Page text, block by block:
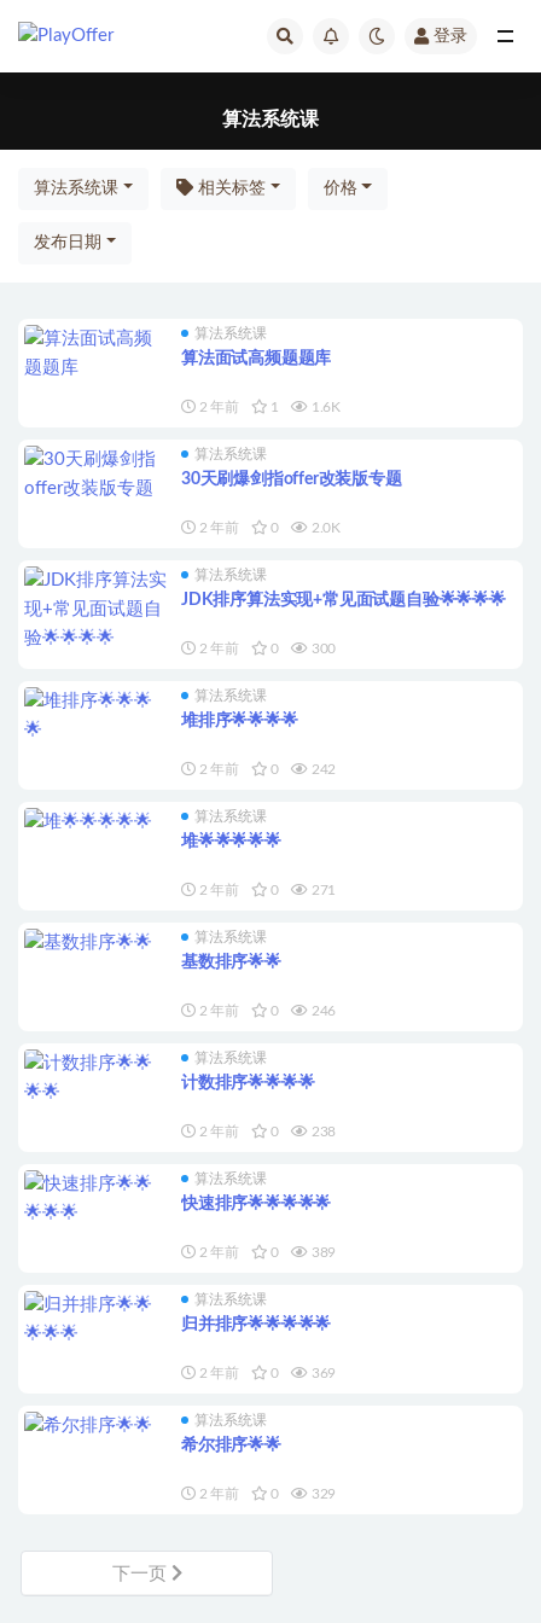
登录
算法系统课
算法系统课 相关标签 价格
发布日期
算法系统课
算法面试高频题题库
2 年前 1 1.6K
算法系统课
30天刷爆剑指offer改装版专题
2 年前 0 2.0K
算法系统课
JDK排序算法实现+常见面试题自验🌟🌟🌟🌟
2 年前 0 300
算法系统课
堆排序🌟🌟🌟🌟
2 年前 0 242
算法系统课
堆🌟🌟🌟🌟🌟
2 年前 0 271
算法系统课
基数排序🌟🌟
2 年前 0 246
算法系统课
计数排序🌟🌟🌟🌟
2 年前 0 238
算法系统课
快速排序🌟🌟🌟🌟🌟
2 年前 0 389
算法系统课
归并排序🌟🌟🌟🌟🌟
2 年前 0 369
算法系统课
希尔排序🌟🌟
2 年前 0 329
下一页